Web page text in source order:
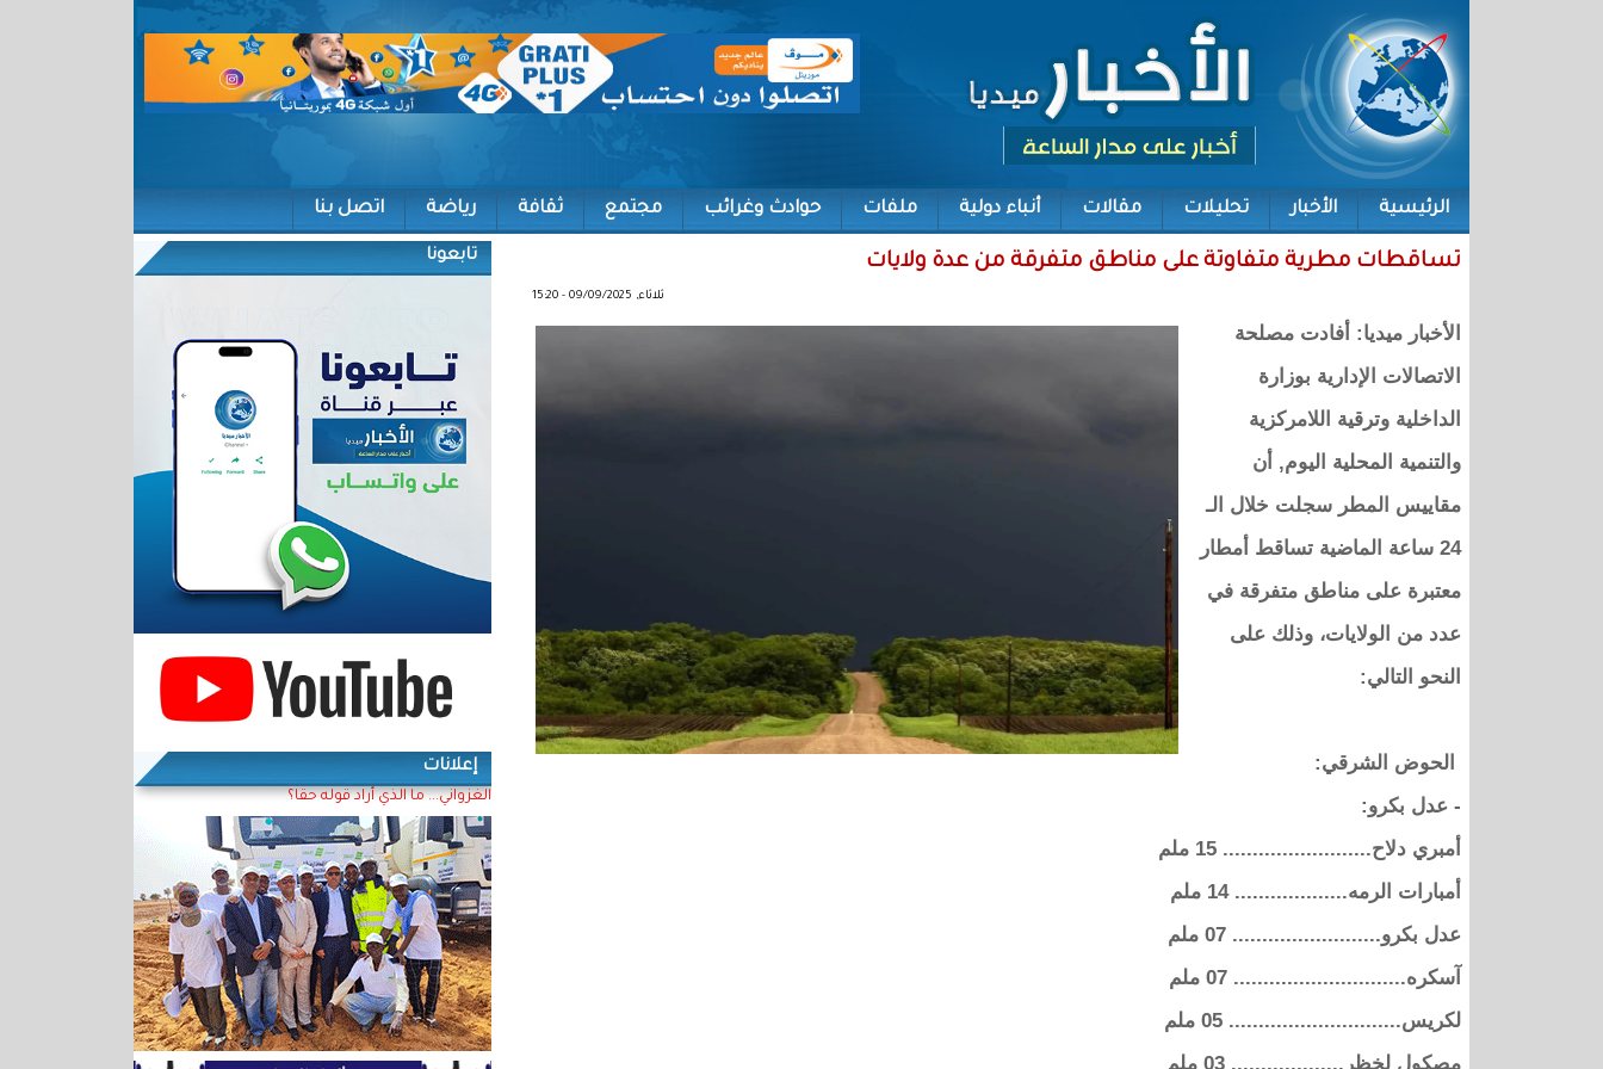
الرئيسية الأخبار تحليلات مقالات أنباء دولية ملفات حوادث وغرائب مجتمع ثقافة رياضة اتصل بنا
تساقطات مطرية متفاوتة على مناطق متفرقة من عدة ولايات
ثلاثاء, 09/09/2025 - 15:20
الأخبار ميديا: أفادت مصلحة
الاتصالات الإدارية بوزارة
الداخلية وترقية اللامركزية
والتنمية المحلية اليوم, أن
مقاييس المطر سجلت خلال الـ
24 ساعة الماضية تساقط أمطار
معتبرة على مناطق متفرقة في
عدد من الولايات، وذلك على
النحو التالي:
الحوض الشرقي:
- عدل بكرو:
أمبري دلاح......................... 15 ملم
أمبارات الرمه................... 14 ملم
عدل بكرو......................... 07 ملم
آسكره............................. 07 ملم
لكريس............................. 05 ملم
مصكول لخظر................... 03 ملم
تابعونا
إعلانات
الغزواني... ما الذي أراد قوله حقا؟